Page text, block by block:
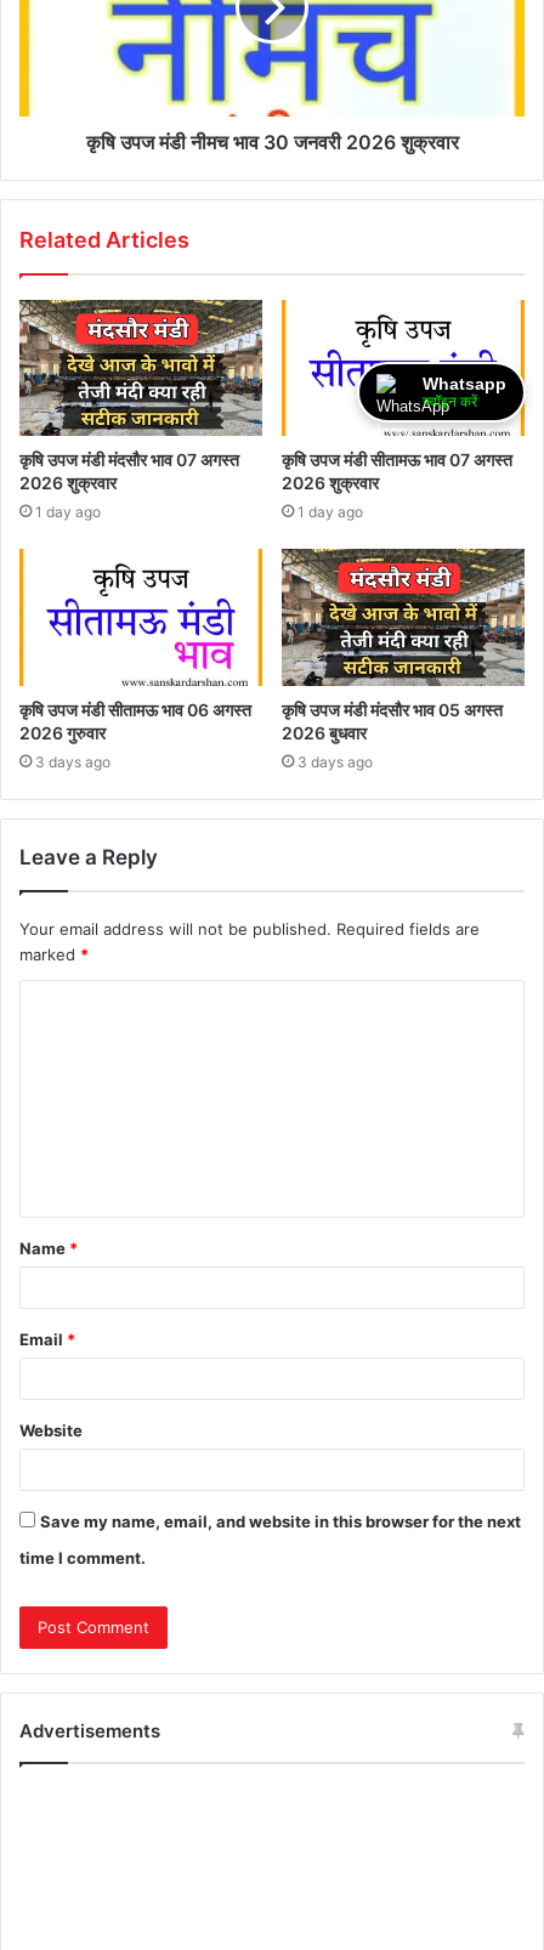
कृषि उपज मंडी नीमच भाव 30 जनवरी 2026 शुक्रवार
Related Articles
कृषि उपज मंडी मंदसौर भाव 07 अगस्त
2026 शुक्रवार
1 day ago
कृषि उपज मंडी सीतामऊ भाव 07 अगस्त
2026 शुक्रवार
1 day ago
कृषि उपज मंडी सीतामऊ भाव 06 अगस्त
2026 गुरुवार
3 days ago
कृषि उपज मंडी मंदसौर भाव 05 अगस्त
2026 बुधवार
3 days ago
Leave a Reply
Your email address will not be published. Required fields are
marked *
Name *
Email *
Website
Save my name, email, and website in this browser for the next
time I comment.
Advertisements
Whatsapp
ज्वॉइन करें